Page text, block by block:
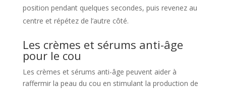
position pendant quelques secondes, puis revenez au
centre et répétez de l’autre côté.
Les crèmes et sérums anti-âge
pour le cou
Les crèmes et sérums anti-âge peuvent aider à
raffermir la peau du cou en stimulant la production de